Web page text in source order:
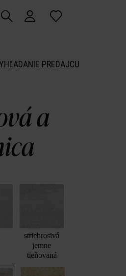
PREDAJCU
a
striebrosivá
jemne
tieňovaná